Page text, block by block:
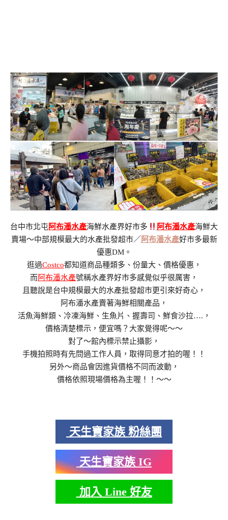
台中市北屯阿布潘水產海鮮水產界好市多 阿布潘水產海鮮大
賣場～中部規模最大的水產批發超市／ 阿布潘水產好市多最新
優惠DM。
逛過Costco都知道商品種類多、份量大、價格優惠，
而阿布潘水產號稱水產界好市多感覺似乎很厲害，
且聽說是台中規模最大的水產批發超市更引來好奇心，
阿布潘水產賣著海鮮相關產品，
活魚海鮮類、冷凍海鮮、生魚片、握壽司、鮮食沙拉….，
價格清楚標示，便宜嗎？大家覺得呢～～
對了～館內標示禁止攝影，
手機拍照時有先問過工作人員，取得同意才拍的喔！！
另外～商品會因進貨價格不同而波動，
價格依照現場價格為主喔！！～～
天生寶家族 粉絲團
天生寶家族 IG
加入 Line 好友